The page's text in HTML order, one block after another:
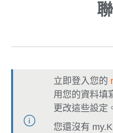
立即登入您的
用您的資料填
更改這些設定
您還沒有